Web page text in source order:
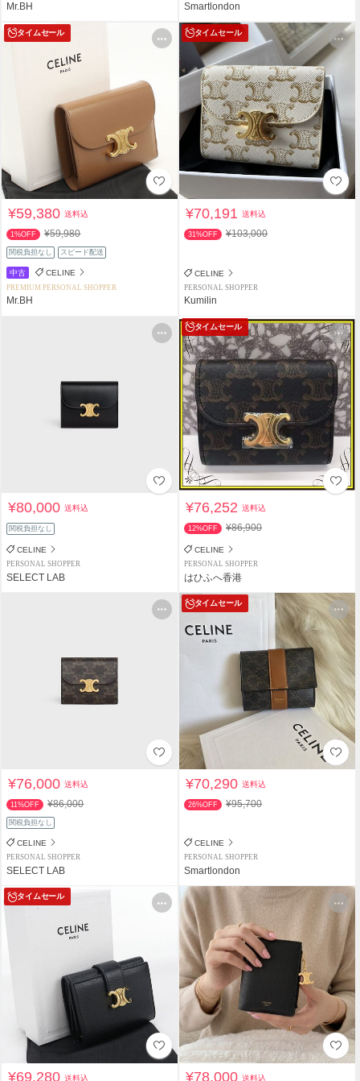
Mr.BH Smartlondon
タイムセール
¥59,380送料込
1%OFF ¥59,980
関税負担なし スピード配送
中古 CELINE
PREMIUM PERSONAL SHOPPER
Mr.BH
タイムセール
¥70,191送料込
31%OFF ¥103,000
CELINE
PERSONAL SHOPPER
Kumilin
¥80,000送料込
関税負担なし
CELINE
PERSONAL SHOPPER
SELECT LAB
タイムセール
¥76,252送料込
12%OFF ¥86,900
CELINE
PERSONAL SHOPPER
はひふへ香港
¥76,000送料込
11%OFF ¥86,000
関税負担なし
CELINE
PERSONAL SHOPPER
SELECT LAB
タイムセール
¥70,290送料込
26%OFF ¥95,700
CELINE
PERSONAL SHOPPER
Smartlondon
タイムセール
¥69,280送料込 ¥78,000送料込